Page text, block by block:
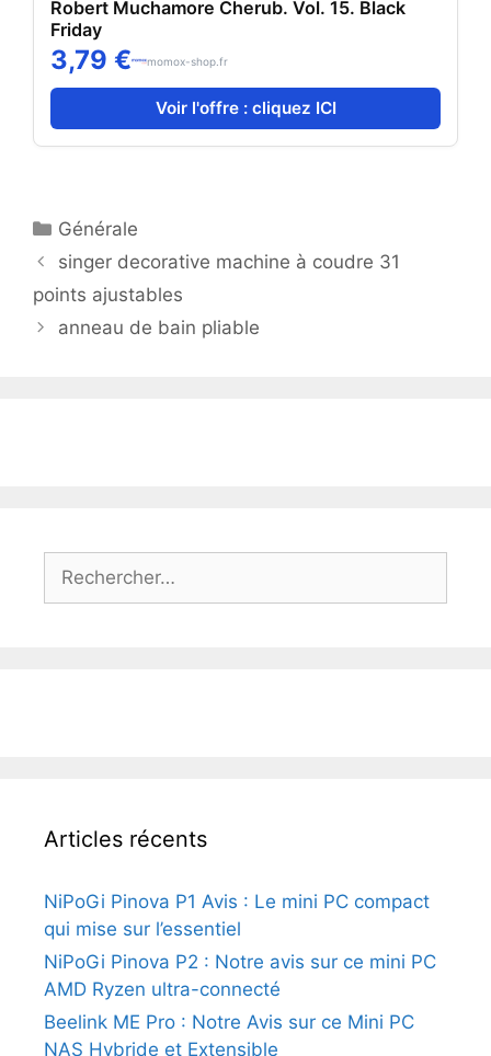
Robert Muchamore Cherub. Vol. 15. Black
Friday
3,79 € momox-shop.fr
Voir l'offre : cliquez ICI
Catégories
Générale
singer decorative machine à coudre 31
points ajustables
anneau de bain pliable
Articles récents
NiPoGi Pinova P1 Avis : Le mini PC compact
qui mise sur l’essentiel
NiPoGi Pinova P2 : Notre avis sur ce mini PC
AMD Ryzen ultra-connecté
Beelink ME Pro : Notre Avis sur ce Mini PC
NAS Hybride et Extensible